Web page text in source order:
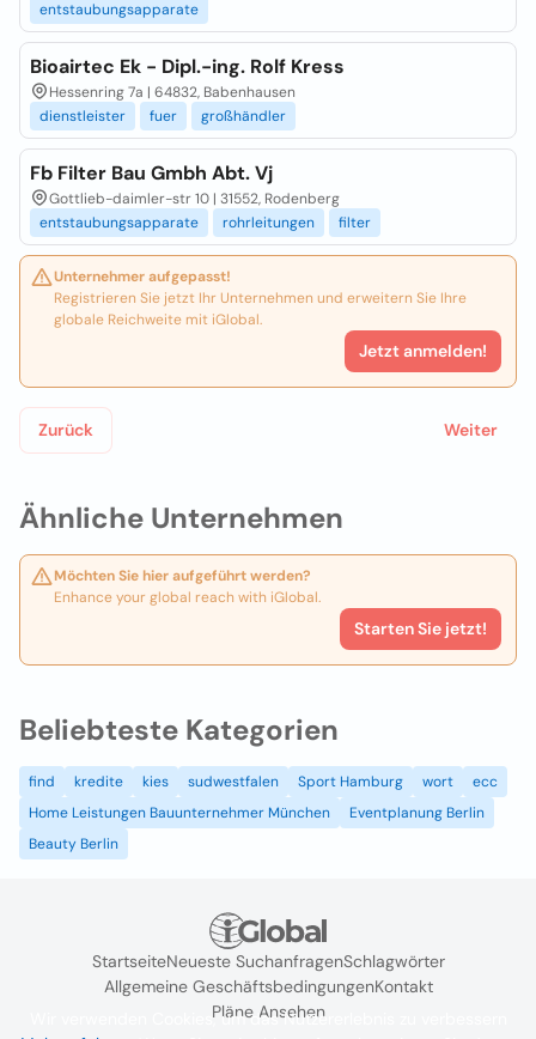
Ähnliche Unternehmen
Möchten Sie hier aufgeführt werden?
Enhance your global reach with iGlobal.
Starten Sie jetzt!
entstaubungsapparate
Bioairtec Ek - Dipl.-ing. Rolf Kress
Hessenring 7a | 64832, Babenhausen
dienstleister
fuer großhändler
Fb Filter Bau Gmbh Abt. Vj
Gottlieb-daimler-str 10 | 31552, Rodenberg
entstaubungsapparate
rohrleitungen filter
Unternehmer aufgepasst!
Registrieren Sie jetzt Ihr Unternehmen und erweitern Sie Ihre
globale Reichweite mit iGlobal.
Jetzt anmelden!
Zurück Weiter
Beliebteste Kategorien
find kredite kies sudwestfalen Sport Hamburg wort
ecc
Home Leistungen Bauunternehmer München
Eventplanung Berlin
Beauty Berlin
StartseiteNeueste SuchanfragenSchlagwörter
Allgemeine GeschäftsbedingungenKontakt
Pläne Ansehen
Wir verwenden Cookies, um das Nutzererlebnis zu verbessern